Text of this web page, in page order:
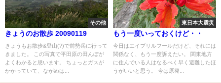
その他
きょうのお散歩 20090119
きょうもお散歩&登山(?)で前勢岳に行って
きました。 この写真で平田原の田んぼが
よくわかると思います。 ちょっとガスが
かかっていて、ながめは...
東日本大震災
もう一度いっておくけど・・
今日はエイプリルフールだけど、それには
関係なく、もう一度訴えたい。 関東地方
に住んでいる人はなるべく早く避難したほ
うがいいと思う。 今は原発...